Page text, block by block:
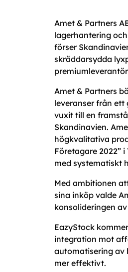
Amet & Partners
lagerhantering
förser
skräddarsydda
Amet & Partners
leveranser från ett
vuxit till en
Skandinavien.
högkvalitativa
Företagare 2022”
med systematiskt
Med ambitionen
sina inköp valde
konsolideringen
EazyStock
integration mot
automatisering av
mer effektivt.